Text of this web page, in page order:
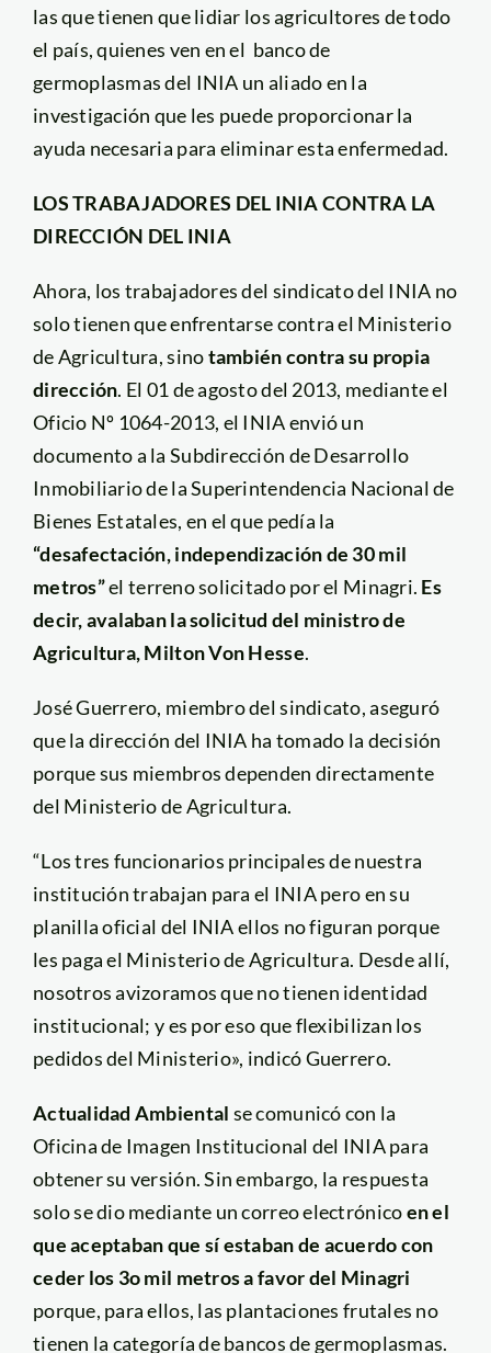
las que tienen que lidiar los agricultores de todo
el país, quienes ven en el banco de
germoplasmas del INIA un aliado en la
investigación que les puede proporcionar la
ayuda necesaria para eliminar esta enfermedad.
LOS TRABAJADORES DEL INIA CONTRA LA
DIRECCIÓN DEL INIA
Ahora, los trabajadores del sindicato del INIA no
solo tienen que enfrentarse contra el Ministerio
de Agricultura, sinotambién contra su propia
dirección. El 01 de agosto del 2013, mediante el
Oficio Nº 1064-2013, el INIA envió un
documento a la Subdirección de Desarrollo
Inmobiliario de la Superintendencia Nacional de
Bienes Estatales, en el que pedía la
“desafectación, independización de 30 mil
metros”el terreno solicitado por el Minagri. Es
decir, avalaban la solicitud del ministro de
Agricultura, Milton Von Hesse.
José Guerrero, miembro del sindicato, aseguró
que la dirección del INIA ha tomado la decisión
porque sus miembros dependen directamente
del Ministerio de Agricultura.
“Los tres funcionarios principales de nuestra
institución trabajan para el INIA pero en su
planilla oficial del INIA ellos no figuran porque
les paga el Ministerio de Agricultura. Desde allí,
nosotros avizoramos que no tienen identidad
institucional; y es por eso que flexibilizan los
pedidos del Ministerio», indicó Guerrero.
Actualidad Ambiental se comunicó con la
Oficina de Imagen Institucional del INIA para
obtener su versión. Sin embargo, la respuesta
solo se dio mediante un correo electrónicoen el
que aceptaban que sí estaban de acuerdo con
ceder los 3o mil metros a favor del Minagri
porque, para ellos, las plantaciones frutales no
tienen la categoría de bancos de germoplasmas.